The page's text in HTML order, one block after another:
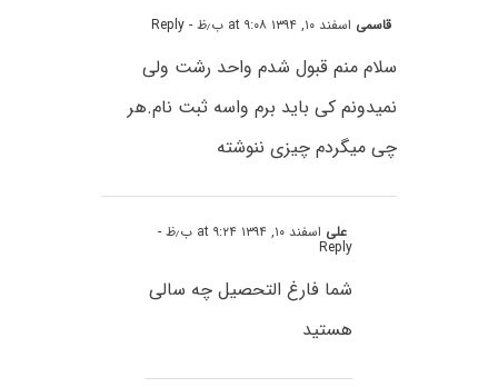
قاسمی اسفند ۱۰, ۱۳۹۴ at ۹:۰۸ ب٫ظ - Reply
سلام منم قبول شدم واحد رشت ولی
نمیدونم کی باید برم واسه ثبت نام.هر
چی میگردم چیزی ننوشته
علی اسفند ۱۰, ۱۳۹۴ at ۹:۲۴ ب٫ظ -
Reply
شما فارغ التحصیل چه سالی
هستید